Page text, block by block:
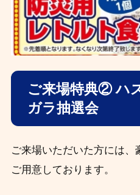
ご来場特典② ハ
ガラ抽選会
ご来場いただいた方には
ご用意しております。